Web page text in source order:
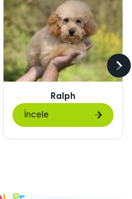
Pete
İncele